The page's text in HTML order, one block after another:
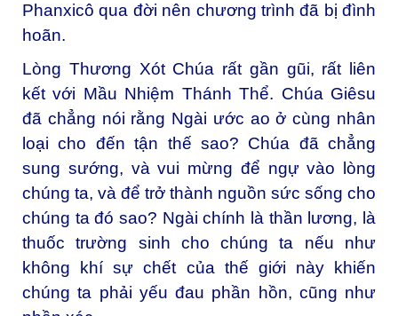
Phanxicô qua đời nên chương trình đã bị đình
hoãn.
Lòng Thương Xót Chúa rất gần gũi, rất liên
kết với Mầu Nhiệm Thánh Thể. Chúa Giêsu
đã chẳng nói rằng Ngài ước ao ở cùng nhân
loại cho đến tận thế sao? Chúa đã chẳng
sung sướng, và vui mừng để ngự vào lòng
chúng ta, và để trở thành nguồn sức sống cho
chúng ta đó sao? Ngài chính là thần lương, là
thuốc trường sinh cho chúng ta nếu như
không khí sự chết của thế giới này khiến
chúng ta phải yếu đau phần hồn, cũng như